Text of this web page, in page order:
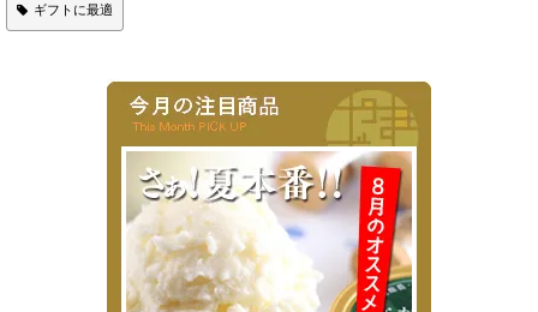
ギフトに最適